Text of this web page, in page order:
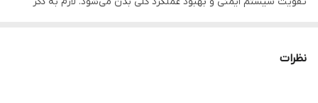
ویتامین ث رو به رو باشد، زخم‌ها به راحتی بهبود نخواهند یافت. اما
نظرات